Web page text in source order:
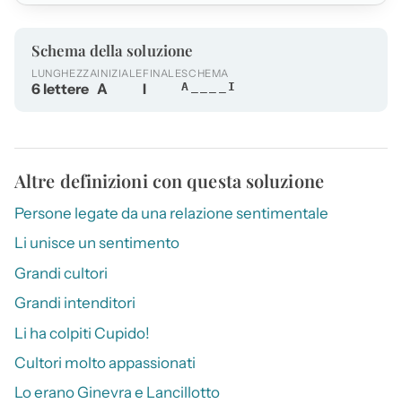
Schema della soluzione
LUNGHEZZA
6 lettere
INIZIALE
A
FINALE
I
SCHEMA
A____I
Altre definizioni con questa soluzione
Persone legate da una relazione sentimentale
Li unisce un sentimento
Grandi cultori
Grandi intenditori
Li ha colpiti Cupido!
Cultori molto appassionati
Lo erano Ginevra e Lancillotto